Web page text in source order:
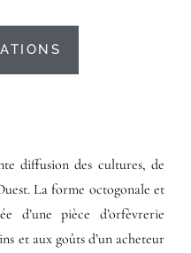
diffusion des cultures, de
La forme octogonale et
d’une pièce d’orfèvrerie
et aux goûts d’un acheteur